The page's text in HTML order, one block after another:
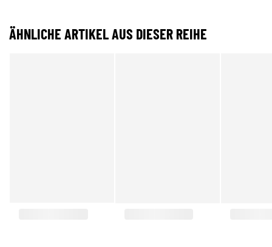
ÄHNLICHE ARTIKEL AUS DIESER REIHE